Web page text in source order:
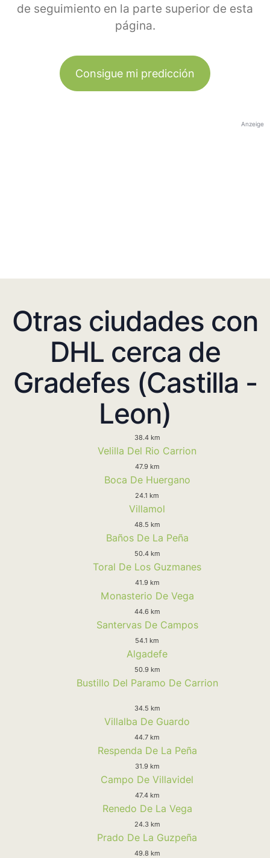
de seguimiento en la parte superior de esta
página.
Consigue mi predicción
Anzeige
Otras ciudades con
DHL cerca de
Gradefes (Castilla -
Leon)
38.4 km
Velilla Del Rio Carrion
47.9 km
Boca De Huergano
24.1 km
Villamol
48.5 km
Baños De La Peña
50.4 km
Toral De Los Guzmanes
41.9 km
Monasterio De Vega
44.6 km
Santervas De Campos
54.1 km
Algadefe
50.9 km
Bustillo Del Paramo De Carrion
34.5 km
Villalba De Guardo
44.7 km
Respenda De La Peña
31.9 km
Campo De Villavidel
47.4 km
Renedo De La Vega
24.3 km
Prado De La Guzpeña
49.8 km